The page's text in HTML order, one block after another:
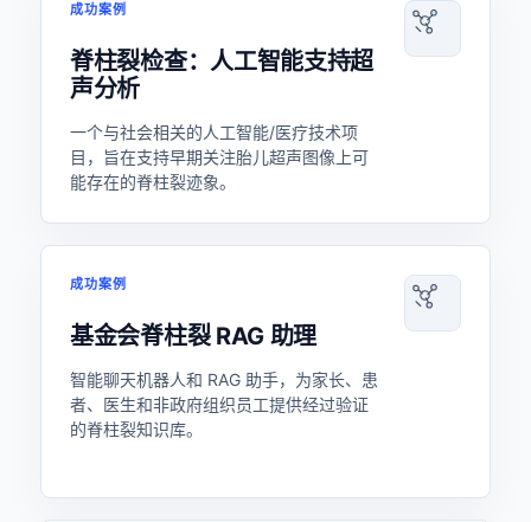
成功案例
脊柱裂检查：人工智能支持超
声分析
一个与社会相关的人工智能/医疗技术项
目，旨在支持早期关注胎儿超声图像上可
能存在的脊柱裂迹象。
成功案例
基金会脊柱裂 RAG 助理
智能聊天机器人和 RAG 助手，为家长、患
者、医生和非政府组织员工提供经过验证
的脊柱裂知识库。